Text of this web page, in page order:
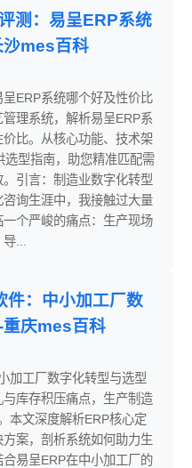
测：易呈ERP系统
沙mes百科
ERP系统哪个好及性价比
理系统，解析易呈ERP系
比。从核心功能、技术架
型指南，助您精准匹配需
引言：制造业数字化转型
询生涯中，我接触过大量
个严峻的痛点：生产现场
...
件：中小加工厂数
重庆mes百科
加工厂数字化转型与选型
库存积压痛点，生产制造
本文深度解析ERP核心定
案，剖析系统如何助力生
易呈ERP在中小加工厂的